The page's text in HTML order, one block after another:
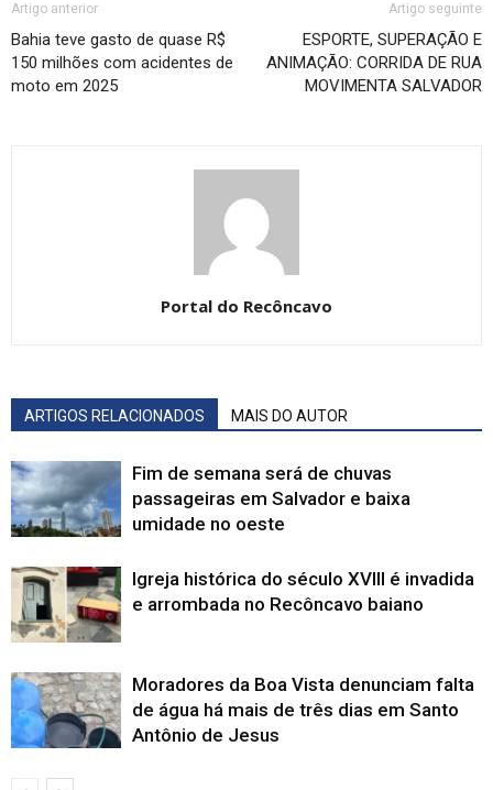
Artigo anterior
Bahia teve gasto de quase R$
150 milhões com acidentes de
moto em 2025
Artigo seguinte
ESPORTE, SUPERAÇÃO E
ANIMAÇÃO: CORRIDA DE RUA
MOVIMENTA SALVADOR
Portal do Recôncavo
ARTIGOS RELACIONADOS MAIS DO AUTOR
Fim de semana será de chuvas
passageiras em Salvador e baixa
umidade no oeste
Igreja histórica do século XVIII é invadida
e arrombada no Recôncavo baiano
Moradores da Boa Vista denunciam falta
de água há mais de três dias em Santo
Antônio de Jesus